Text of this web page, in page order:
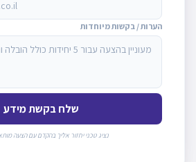
הערות / בקשות מיוחדות
שלח בקשת מידע
נציג טכני יחזור אליך בהקדם עם הצעה